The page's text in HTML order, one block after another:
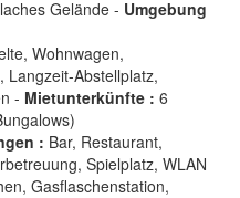
Gelände - Umgebung
Wohnwagen,
Langzeit-Abstellplatz,
- Mietunterkünfte : 6
: Bar, Restaurant,
Spielplatz, WLAN
Gasflaschenstation,